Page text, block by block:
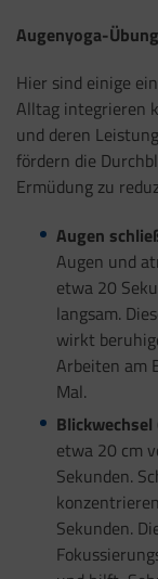
Augenyoga-
Hier sind einige
Alltag integrieren
und deren
fördern die
Ermüdung zu
Augen
Augen und
etwa 20
langsam.
wirkt
Arbeiten am
Mal.
etwa 20 cm
Sekunden.
Sekunden.